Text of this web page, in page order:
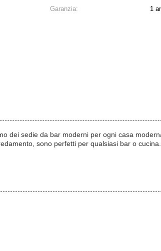
Garanzia:
1
dei sedie da bar moderni per ogni casa
sono perfetti per qualsiasi bar o